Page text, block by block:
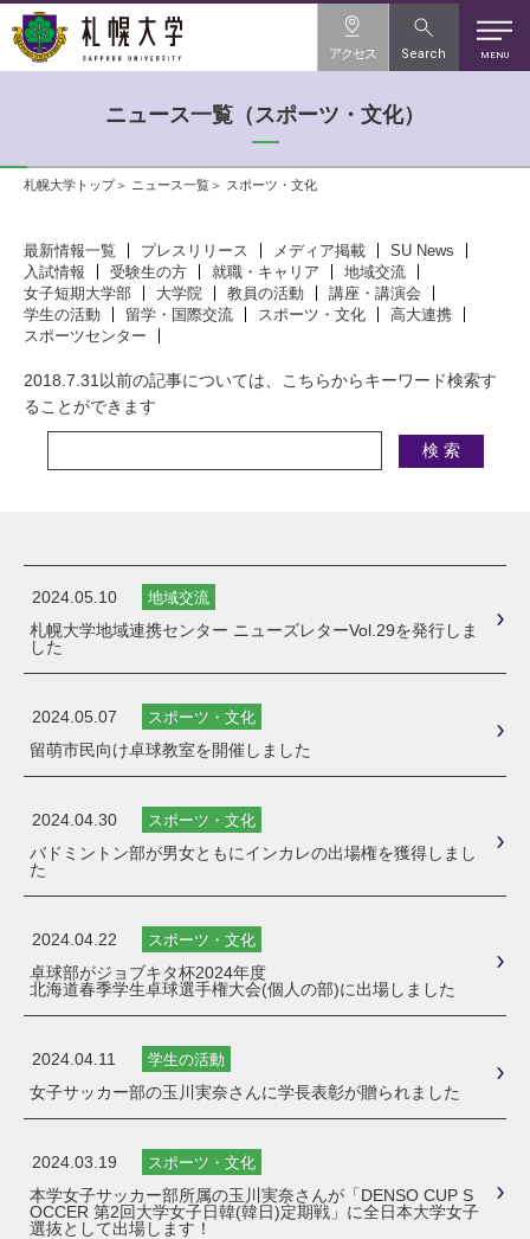
MENU
アクセス Search
ニュース一覧（スポーツ・文化）
札幌大学トップ ニュース一覧 スポーツ・文化
最新情報一覧 プレスリリース メディア掲載
SU News
入試情報
受験生の方 就職・キャリア
地域交流
女子短期大学部
大学院 教員の活動
講座・講演会
学生の活動
留学・国際交流 スポーツ・文化
高大連携
スポーツセンター
2018.7.31以前の記事については、こちらからキーワード検索す
ることができます
2024.05.10 地域交流
札幌大学地域連携センター ニューズレターVol.29を発行しま
した
2024.05.07 スポーツ・文化
留萌市民向け卓球教室を開催しました
2024.04.30 スポーツ・文化
バドミントン部が男女ともにインカレの出場権を獲得しまし
た
2024.04.22 スポーツ・文化
卓球部がジョブキタ杯2024年度
北海道春季学生卓球選手権大会(個人の部)に出場しました
2024.04.11 学生の活動
女子サッカー部の玉川実奈さんに学長表彰が贈られました
2024.03.19 スポーツ・文化
本学女子サッカー部所属の玉川実奈さんが「DENSO CUP S
OCCER 第2回大学女子日韓(韓日)定期戦」に全日本大学女子
選抜として出場します！